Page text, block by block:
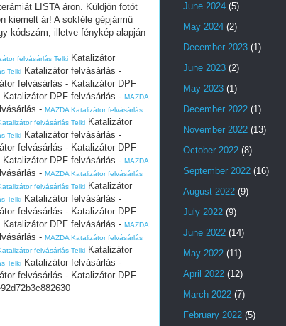
LISTA áron. Küldjön fotót
kiemelt ár! A sokféle gépjármű
kódszám, illetve fénykép alapján
felvásárlás Telki Katalizátor
Telki Katalizátor felvásárlás -
felvásárlás - Katalizátor DPF
DPF felvásárlás - MAZDA
- MAZDA Katalizátor felvásárlás
felvásárlás Telki Katalizátor
Telki Katalizátor felvásárlás -
felvásárlás - Katalizátor DPF
DPF felvásárlás - MAZDA
- MAZDA Katalizátor felvásárlás
felvásárlás Telki Katalizátor
Telki Katalizátor felvásárlás -
felvásárlás - Katalizátor DPF
DPF felvásárlás - MAZDA
- MAZDA Katalizátor felvásárlás
felvásárlás Telki Katalizátor
Telki Katalizátor felvásárlás -
felvásárlás - Katalizátor DPF
June 2024 (5)
May 2024 (2)
December 2023 (1)
June 2023 (2)
May 2023 (1)
December 2022 (1)
November 2022 (13)
October 2022 (8)
September 2022 (16)
August 2022 (9)
July 2022 (9)
June 2022 (14)
May 2022 (11)
April 2022 (12)
March 2022 (7)
February 2022 (5)